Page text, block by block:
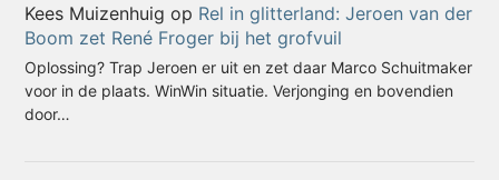
Kees Muizenhuig op Rel in glitterland: Jeroen van der
Boom zet René Froger bij het grofvuil
Oplossing? Trap Jeroen er uit en zet daar Marco Schuitmaker
voor in de plaats. WinWin situatie. Verjonging en bovendien
door…